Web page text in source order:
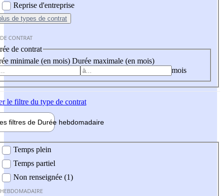
Reprise d'entreprise
de types de contrat
CONTRAT
de contrat
minimale (en mois) Durée maximale (en mois)
mois
le filtre du type de contrat
filtres de Durée hebdomadaire
Temps plein
Temps partiel
Non renseignée (1)